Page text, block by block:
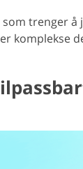
som trenger å
komplekse